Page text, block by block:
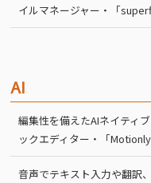
イルマネージャー・「
AI
編集性を備えたAIネイティ
ックエディター・「Motionly
音声でテキスト入力や翻訳